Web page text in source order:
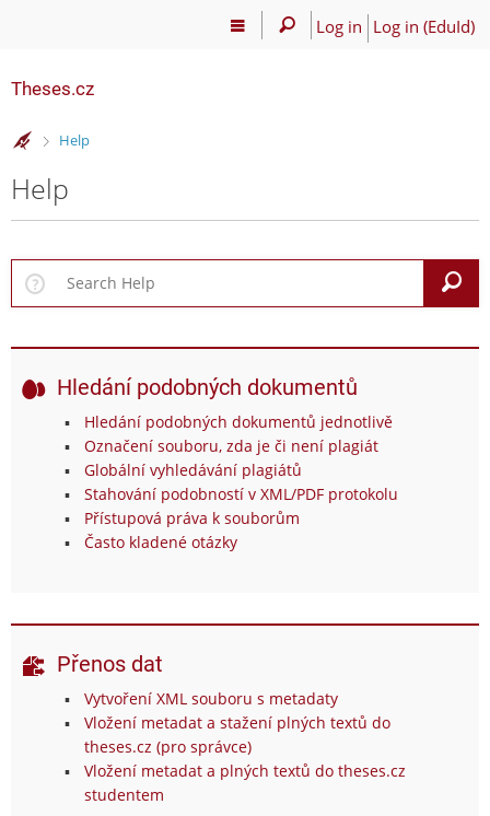
Log in Log in (EduId)
Theses.cz
>Help
Help
Hledání podobných dokumentů
Hledání podobných dokumentů jednotlivě
Označení souboru, zda je či není plagiát
Globální vyhledávání plagiátů
Stahování podobností v XML/PDF protokolu
Přístupová práva k souborům
Často kladené otázky
Přenos dat
Vytvoření XML souboru s metadaty
Vložení metadat a stažení plných textů do
theses.cz (pro správce)
Vložení metadat a plných textů do theses.cz
studentem